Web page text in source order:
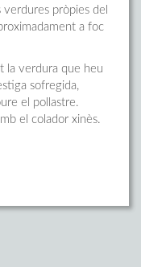
verdures pròpies del
a foc
la verdura que heu
sofregida,
el pollastre.
el colador xinès.